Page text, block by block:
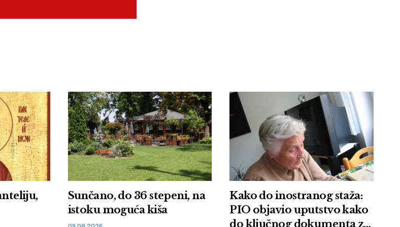
Sunčano, do 36 stepeni, na
istoku moguća kiša
Kako do inostranog staža:
PIO objavio uputstvo kako
do ključnog dokumenta za